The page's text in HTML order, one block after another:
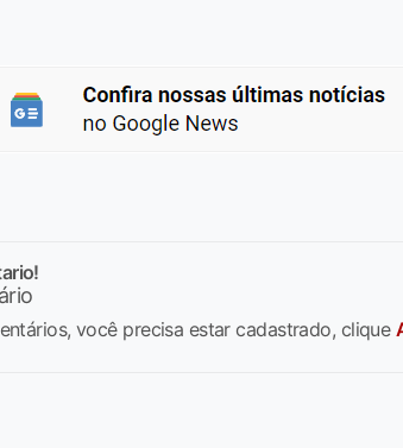
você precisa estar cadastrado, clique